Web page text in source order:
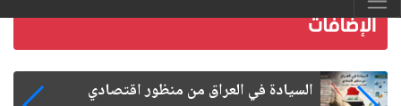
ما بعد الأربعين.. كيف اتسعت الزيارة من هويتها